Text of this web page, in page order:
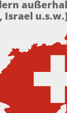
Israel